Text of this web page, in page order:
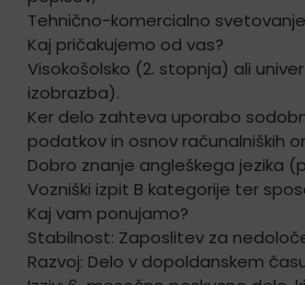
Tehnično-komercialno
Kaj pričakujemo od vas?
Visokošolsko (2. stopnja) ali
izobrazba).
Ker delo zahteva uporabo
podatkov in osnov računalniških
Dobro znanje angleškega jezika
Vozniški izpit B kategorije ter
Kaj vam ponujamo?
Stabilnost: Zaposlitev za
Razvoj: Delo v dopoldanskem